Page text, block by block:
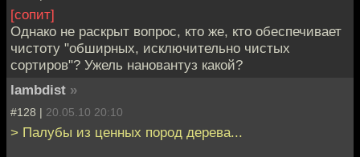
[сопит]
Однако не раскрыт вопрос, кто же, кто обеспечивает
чистоту "обширных, исключительно чистых
сортиров"? Ужель нановантуз какой?
lambdist »
#128 | 20.05.10 20:10
> Палубы из ценных пород дерева...